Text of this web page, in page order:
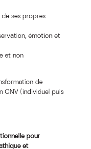
ses propres
émotion et
et non
de
CNV (individuel puis
pour
et